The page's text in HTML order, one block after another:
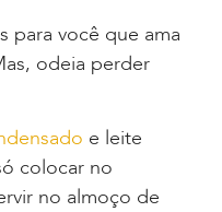
para você que ama
odeia perder
e leite
colocar no
no almoço de